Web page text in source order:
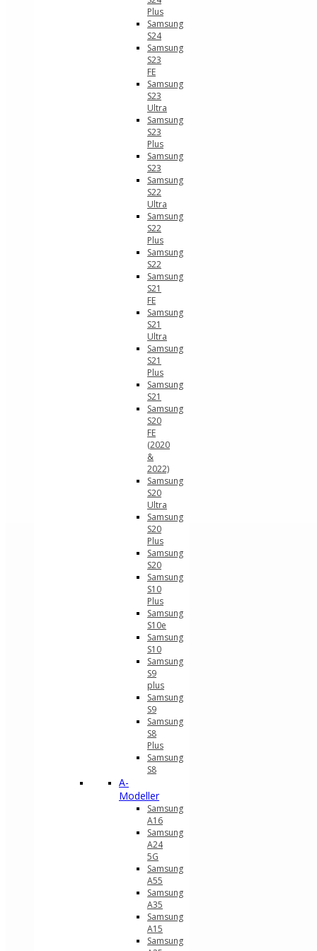
Plus
Samsung
S24
Samsung
S23
FE
Samsung
S23
Ultra
Samsung
S23
Plus
Samsung
S23
Samsung
S22
Ultra
Samsung
S22
Plus
Samsung
S22
Samsung
S21
FE
Samsung
S21
Ultra
Samsung
S21
Plus
Samsung
S21
Samsung
S20
FE
(2020
&
2022)
Samsung
S20
Ultra
Samsung
S20
Plus
Samsung
S20
Samsung
S10
Plus
Samsung
S10e
Samsung
S10
Samsung
S9
plus
Samsung
S9
Samsung
S8
Plus
Samsung
S8
A-
Modeller
Samsung
A16
Samsung
A24
5G
Samsung
A55
Samsung
A35
Samsung
A15
Samsung